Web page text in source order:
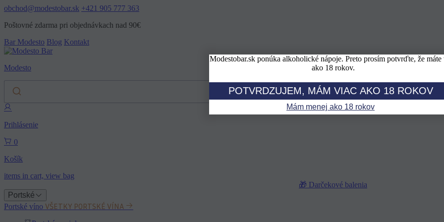
Modestobar.sk ponúka alkoholické nápoje. Preto prosím potvrďte, že máte
ako 18 rokov.
POTVRDZUJEM, MÁM VIAC AKO 18 ROKOV
Mám menej ako 18 rokov
obchod@modestobar.sk +421 905 777 363
Poštovné zdarma pri objednávkach nad 90€
Bar Modesto Blog Kontakt
Modesto
Prihlásenie
0
Košík
items in cart, view bag
🎁 Darčekové balenia
Portské
Portské víno VŠETKY PORTSKÉ VÍNA